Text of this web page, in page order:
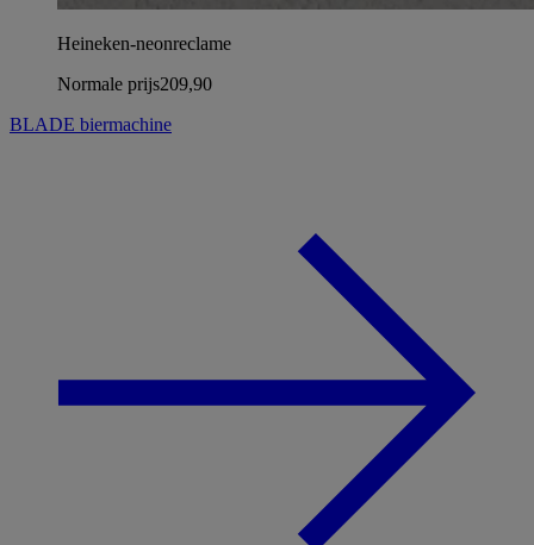
Heineken-neonreclame
Normale prijs209,90
BLADE biermachine